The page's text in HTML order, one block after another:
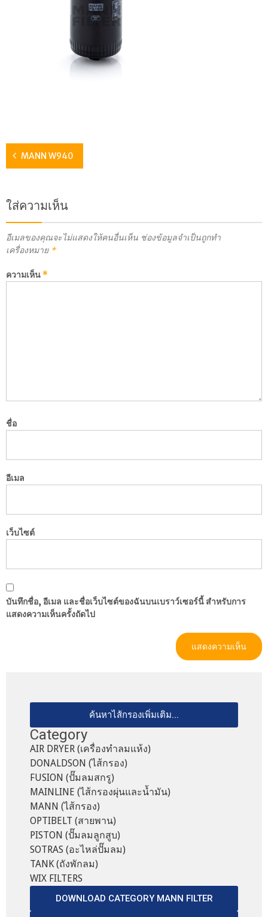
MANN W940
ใส่ความเห็น
อีเมลของคุณจะไม่แสดงให้คนอื่นเห็น ช่องข้อมูลจำเป็นถูกทำ
เครื่องหมาย *
ความเห็น*
ชื่อ
อีเมล
เว็บไซต์
บันทึกชื่อ, อีเมล และชื่อเว็บไซต์ของฉันบนเบราว์เซอร์นี้ สำหรับการ
แสดงความเห็นครั้งถัดไป
ค้นหาไส้กรองเพิ่มเติม...
Category
AIR DRYER (เครื่องทำลมแห้ง)
DONALDSON (ไส้กรอง)
FUSION (ปั๊มลมสกรู)
MAINLINE (ไส้กรองผุ่นและน้ำมัน)
MANN (ไส้กรอง)
OPTIBELT (สายพาน)
PISTON (ปั๊มลมลูกสูบ)
SOTRAS (อะไหล่ปั๊มลม)
TANK (ถังพักลม)
WIX FILTERS
DOWNLOAD CATEGORY MANN FILTER